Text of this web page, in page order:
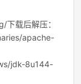
载后解压：
apache-
jdk-8u144-